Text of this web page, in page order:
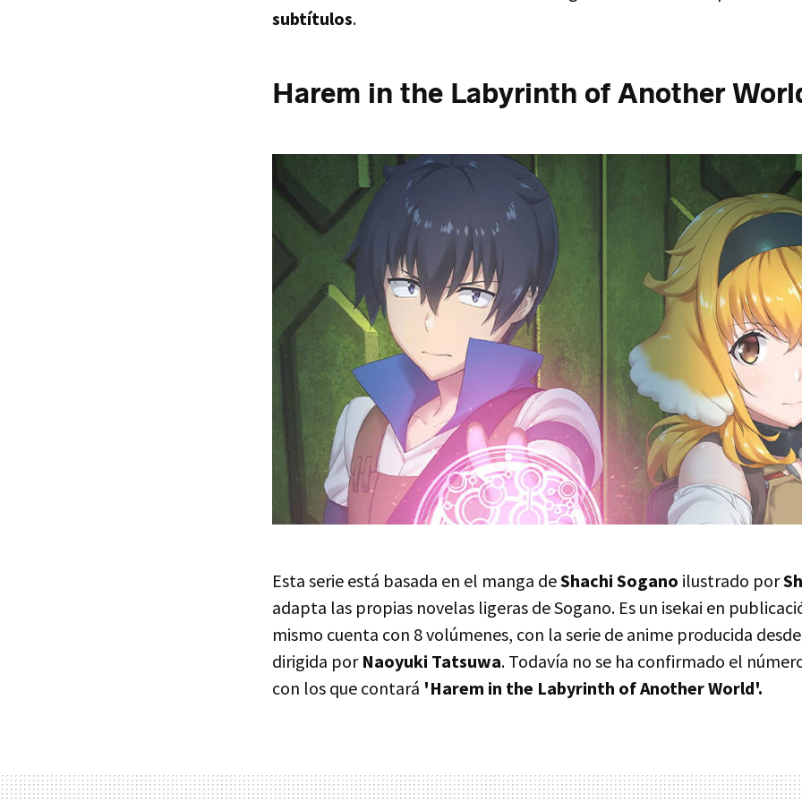
subtítulos.
Harem in the Labyrinth of Another
Esta serie está basada en el manga deShachi Sogano ilustrado por
adapta las propias novelas ligeras de Sogano. Es un isekai en
mismo cuenta con 8 volúmenes, con la serie de anime producida
dirigida por Naoyuki Tatsuwa. Todavía no se ha confirmado el
con los que contará 'Harem in the Labyrinth of Another World'.